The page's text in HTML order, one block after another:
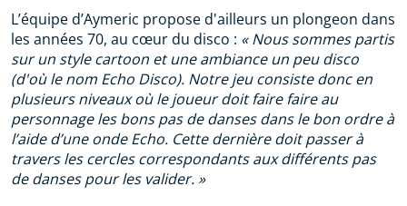
L’équipe d’Aymeric propose d'ailleurs un plongeon dans
les années 70, au cœur du disco : « Nous sommes partis
sur un style cartoon et une ambiance un peu disco
(d'où le nom Echo Disco). Notre jeu consiste donc en
plusieurs niveaux où le joueur doit faire faire au
personnage les bons pas de danses dans le bon ordre à
l’aide d’une onde Echo. Cette dernière doit passer à
travers les cercles correspondants aux différents pas
de danses pour les valider. »